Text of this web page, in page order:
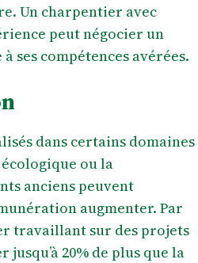
Un charpentier avec
peut négocier un
ses compétences avérées.
dans certains domaines
ou la
anciens peuvent
augmenter. Par
travaillant sur des projets
20% de plus que la